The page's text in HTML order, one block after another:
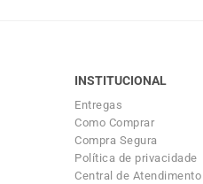
INSTITUCIONAL
Entregas
Como Comprar
Compra Segura
Política de privacidade
Central de Atendimento